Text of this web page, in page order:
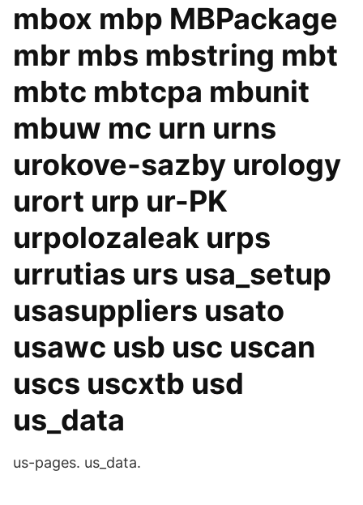
mbox mbp MBPackage
mbr mbs mbstring mbt
mbtc mbtcpa mbunit
mbuw mc urn urns
urokove-sazby urology
urort urp ur-PK
urpolozaleak urps
urrutias urs usa_setup
usasuppliers usato
usawc usb usc uscan
uscs uscxtb usd
us_data
us-pages. us_data.